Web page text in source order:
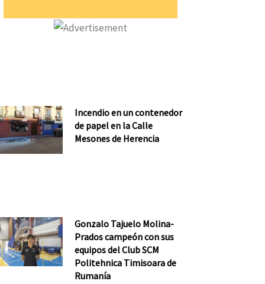
Incendio en un contenedor
de papel en la Calle
Mesones de Herencia
Gonzalo Tajuelo Molina-
Prados campeón con sus
equipos del Club SCM
Politehnica Timisoara de
Rumanía